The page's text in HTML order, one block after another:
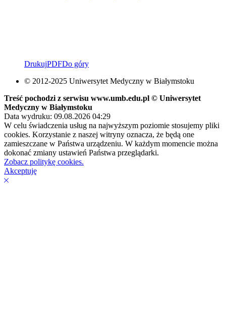
DrukujPDFDo góry
© 2012-2025 Uniwersytet Medyczny w Białymstoku
Treść pochodzi z serwisu www.umb.edu.pl © Uniwersytet
Medyczny w Białymstoku
Data wydruku: 09.08.2026 04:29
W celu świadczenia usług na najwyższym poziomie stosujemy pliki
cookies. Korzystanie z naszej witryny oznacza, że będą one
zamieszczane w Państwa urządzeniu. W każdym momencie można
dokonać zmiany ustawień Państwa przeglądarki.
Zobacz politykę cookies.
Akceptuję